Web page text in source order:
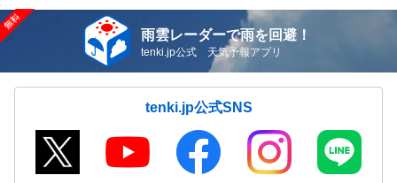
雨雲レーダーで雨を回避！
tenki.jp公式 天気予報アプリ
tenki.jp公式SNS